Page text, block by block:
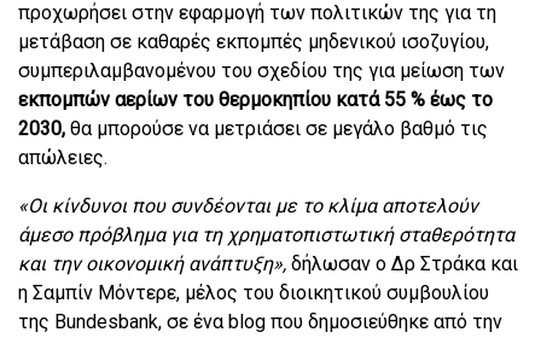
προχωρήσει στην εφαρμογή των πολιτικών της για τη
μετάβαση σε καθαρές εκπομπές μηδενικού ισοζυγίου,
συμπεριλαμβανομένου του σχεδίου της για μείωση των
εκπομπών αερίων του θερμοκηπίου κατά 55 % έως το
2030, θα μπορούσε να μετριάσει σε μεγάλο βαθμό τις
απώλειες.
«Οι κίνδυνοι που συνδέονται με το κλίμα αποτελούν
άμεσο πρόβλημα για τη χρηματοπιστωτική σταθερότητα
και την οικονομική ανάπτυξη», δήλωσαν ο Δρ Στράκα και
η Σαμπίν Μόντερε, μέλος του διοικητικού συμβουλίου
της Bundesbank, σε ένα blog που δημοσιεύθηκε από την